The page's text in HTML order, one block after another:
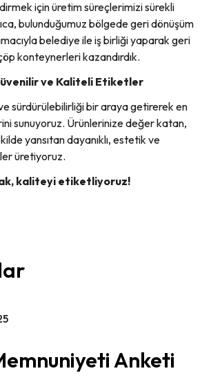
için üretim süreçlerimizi sürekli
bulunduğumuz bölgede geri dönüşüm
belediye ile iş birliği yaparak geri
konteynerleri kazandırdık.
ve Kaliteli Etiketler
sürdürülebilirliği bir araya getirerek en
sunuyoruz. Ürünlerinize değer katan,
yansıtan dayanıklı, estetik ve
üretiyoruz.
kaliteyi etiketliyoruz!
Anketi